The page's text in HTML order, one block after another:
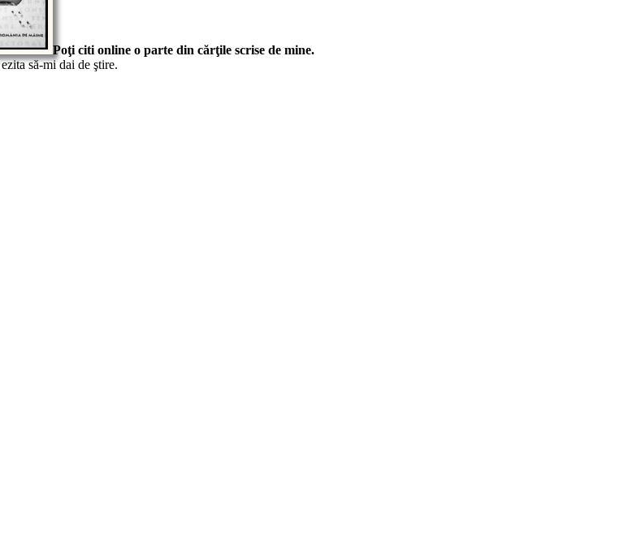
Poţi citi online o parte din cărţile scrise de mine.
să-mi dai de ştire.